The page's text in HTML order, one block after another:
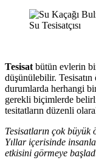
Su Tesisatçısı
Tesisat bütün evlerin
düşünülebilir. Tesisatın
durumlarda herhangi
gerekli biçimlerde
tesitatların düzenli
Tesisatların çok
Yıllar içerisinde
etkisini görmeye